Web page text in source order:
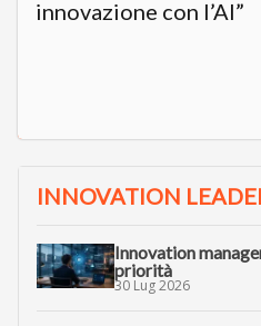
innovazione con l’AI”
INNOVATION
Innovation
priorità
30 Lug 2026